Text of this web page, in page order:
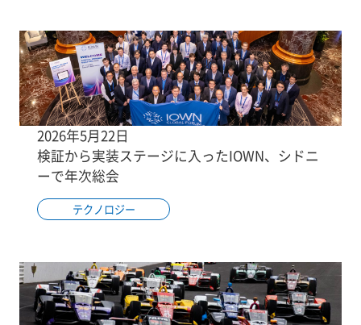
2026年5月22日
検証から実装ステージに入ったIOWN、シドニ
ーで年次総会
テクノロジー